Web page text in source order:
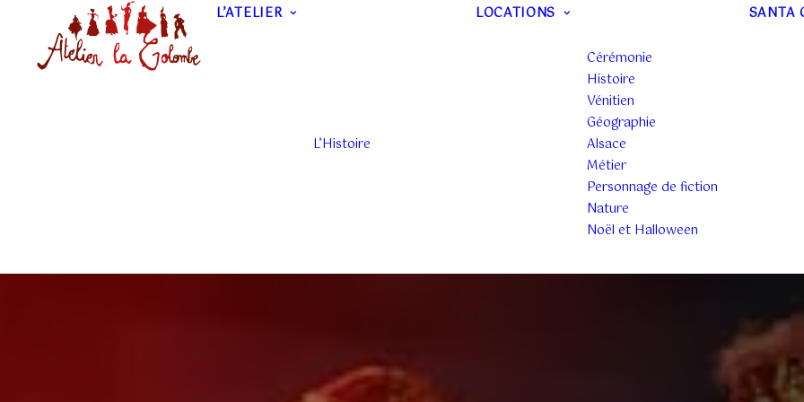
L’ATELIER
L’Histoire
LOCATIONS
Cérémonie
Histoire
Vénitien
Géographie
Alsace
Métier
Personnage de fiction
Nature
Noël et Halloween
SANTA